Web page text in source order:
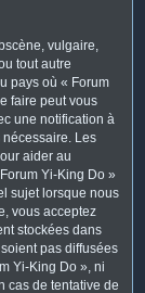
vulgaire,
tout autre
pays où « Forum
faire peut vous
une notification à
nécessaire. Les
aider au
Yi-King Do »
sujet lorsque nous
vous acceptez
stockées dans
pas diffusées
Yi-King Do », ni
cas de tentative de